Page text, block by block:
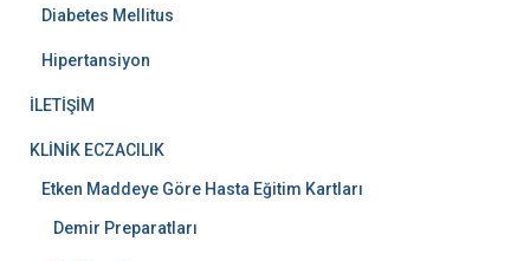
Diabetes Mellitus
Hipertansiyon
İLETİŞİM
KLİNİK ECZACILIK
Etken Maddeye Göre Hasta Eğitim Kartları
Demir Preparatları